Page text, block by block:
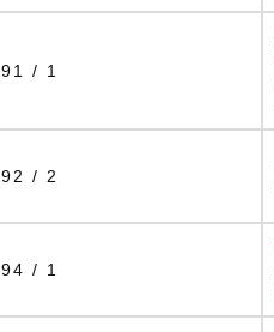
/ 1
/ 2
/ 1